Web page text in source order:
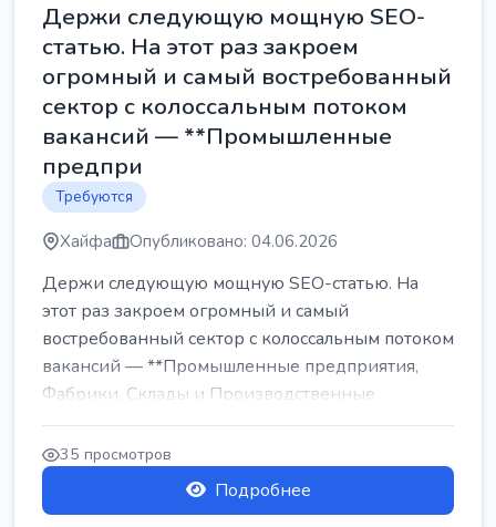
Держи следующую мощную SEO-
статью. На этот раз закроем
огромный и самый востребованный
сектор с колоссальным потоком
вакансий — **Промышленные
предпри
Требуются
Хайфа Опубликовано: 04.06.2026
Держи следующую мощную SEO-статью. На
этот раз закроем огромный и самый
востребованный сектор с колоссальным потоком
вакансий — **Промышленные предприятия,
Фабрики, Склады и Производственные
заводы** ...
35 просмотров
Подробнее